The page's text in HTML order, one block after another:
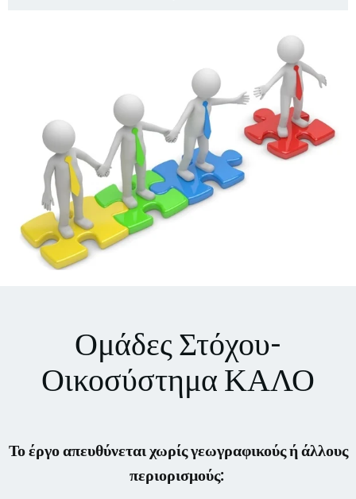
Ομάδες Στόχου-
Οικοσύστημα ΚΑΛΟ
Το έργο απευθύνεται χωρίς γεωγραφικούς ή άλλους
περιορισμούς: